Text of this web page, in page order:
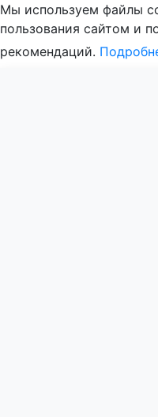
Мы используем файлы
пользования сайтом и
рекомендаций.